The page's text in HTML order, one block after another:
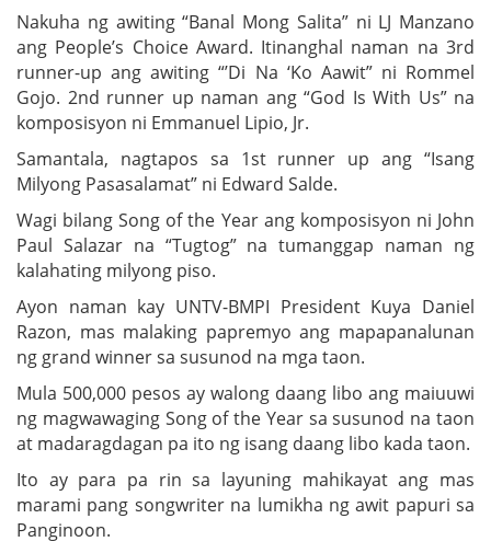
Nakuha ng awiting “Banal Mong Salita” ni LJ Manzano
ang People’s Choice Award. Itinanghal naman na 3rd
runner-up ang awiting “’Di Na ‘Ko Aawit” ni Rommel
Gojo. 2nd runner up naman ang “God Is With Us” na
komposisyon ni Emmanuel Lipio, Jr.
Samantala, nagtapos sa 1st runner up ang “Isang
Milyong Pasasalamat” ni Edward Salde.
Wagi bilang Song of the Year ang komposisyon ni John
Paul Salazar na “Tugtog” na tumanggap naman ng
kalahating milyong piso.
Ayon naman kay UNTV-BMPI President Kuya Daniel
Razon, mas malaking papremyo ang mapapanalunan
ng grand winner sa susunod na mga taon.
Mula 500,000 pesos ay walong daang libo ang maiuuwi
ng magwawaging Song of the Year sa susunod na taon
at madaragdagan pa ito ng isang daang libo kada taon.
Ito ay para pa rin sa layuning mahikayat ang mas
marami pang songwriter na lumikha ng awit papuri sa
Panginoon.